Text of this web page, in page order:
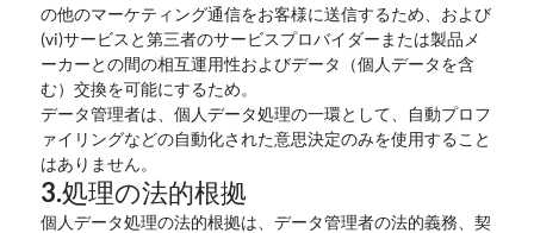
の他のマーケティング通信をお客様に送信するため、および
(vi)サービスと第三者のサービスプロバイダーまたは製品メ
ーカーとの間の相互運用性およびデータ（個人データを含
む）交換を可能にするため。
データ管理者は、個人データ処理の一環として、自動プロフ
ァイリングなどの自動化された意思決定のみを使用すること
はありません。
3.処理の法的根拠
個人データ処理の法的根拠は、データ管理者の法的義務、契